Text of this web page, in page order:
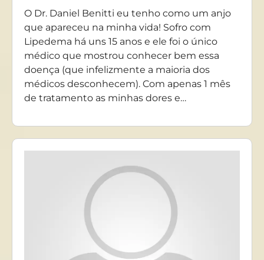
O Dr. Daniel Benitti eu tenho como um anjo
que apareceu na minha vida! Sofro com
Lipedema há uns 15 anos e ele foi o único
médico que mostrou conhecer bem essa
doença (que infelizmente a maioria dos
médicos desconhecem). Com apenas 1 mês
de tratamento as minhas dores e…